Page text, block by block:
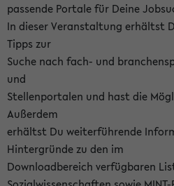
passende Portale für Deine
In dieser Veranstaltung erhältst
Tipps zur
Suche nach fach- und
und
Stellenportalen und hast die
Außerdem
erhältst Du weiterführende
Hintergründe zu den im
Downloadbereich verfügbaren